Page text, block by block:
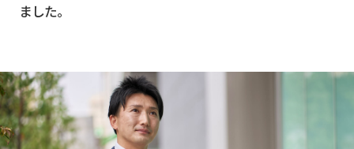
ました。